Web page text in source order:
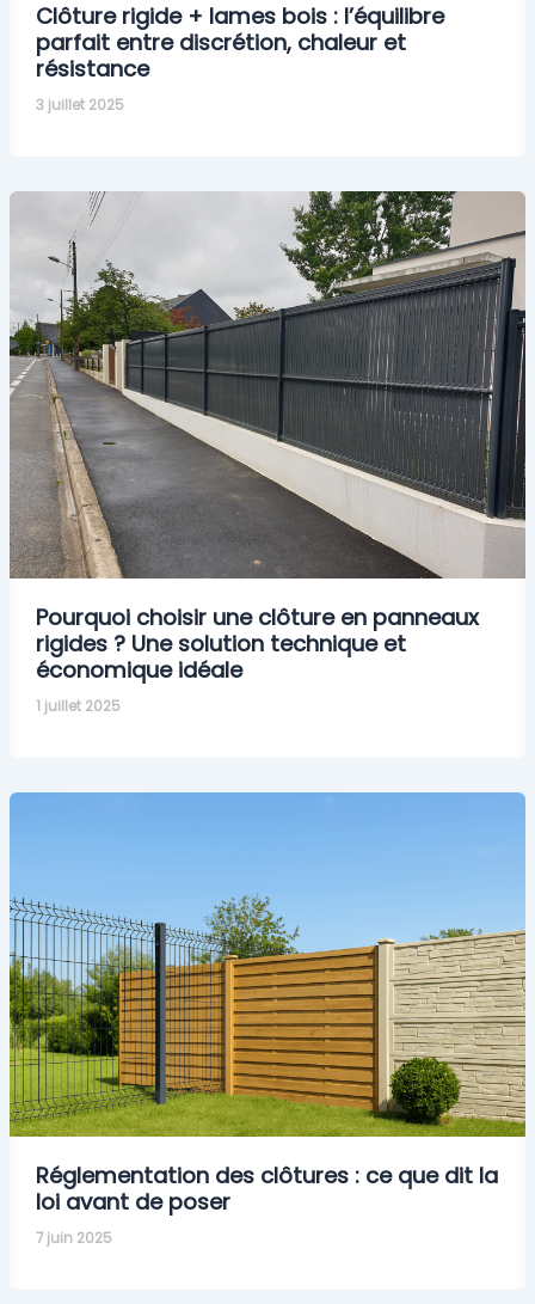
Clôture rigide + lames bois : l’équilibre
parfait entre discrétion, chaleur et
résistance
3 juillet 2025
Pourquoi choisir une clôture en panneaux
rigides ? Une solution technique et
économique idéale
1 juillet 2025
Réglementation des clôtures : ce que dit la
loi avant de poser
7 juin 2025